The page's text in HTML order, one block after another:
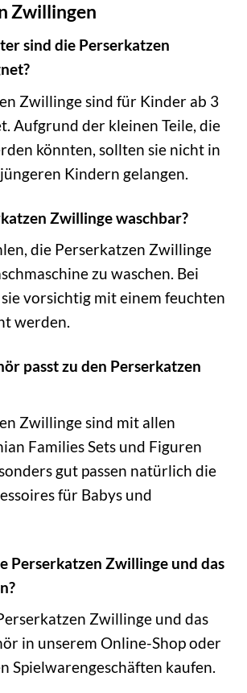
Zwillingen
sind die Perserkatzen
Zwillinge sind für Kinder ab 3
Aufgrund der kleinen Teile, die
könnten, sollten sie nicht in
Kindern gelangen.
Zwillinge waschbar?
die Perserkatzen Zwillinge
zu waschen. Bei
vorsichtig mit einem feuchten
werden.
passt zu den Perserkatzen
Zwillinge sind mit allen
Families Sets und Figuren
gut passen natürlich die
für Babys und
Perserkatzen Zwillinge und das
Zwillinge und das
in unserem Online-Shop oder
Spielwarengeschäften kaufen.